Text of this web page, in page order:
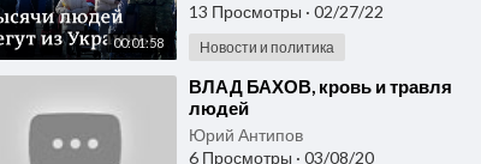
00:01:58
13 Просмотры · 02/27/22
Новости и политика
⁣ВЛАД БАХОВ, кровь и травля
людей
Юрий Антипов
6 Просмотры · 03/08/20